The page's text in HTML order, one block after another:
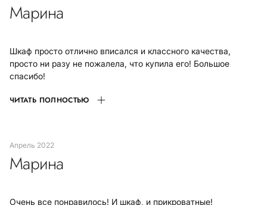
Марина
Шкаф просто отлично вписался и классного качества,
просто ни разу не пожалела, что купила его! Большое
спасибо!
ЧИТАТЬ ПОЛНОСТЬЮ
апрель 2022
Марина
Очень все понравилось! И шкаф, и прикроватные!